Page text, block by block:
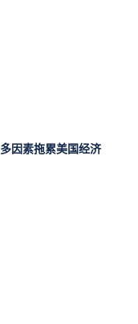
因素拖累美国经济